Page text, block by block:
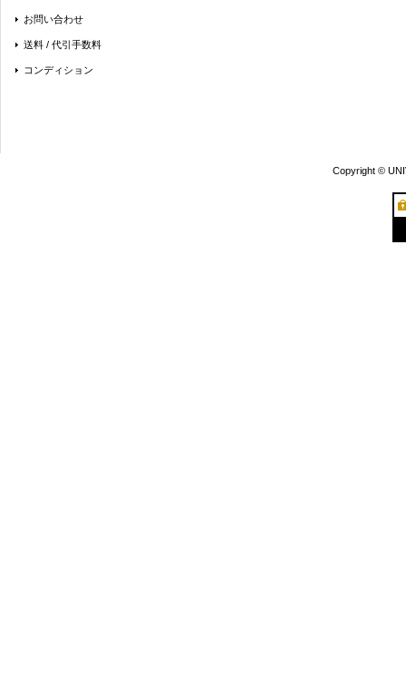
お問い合わせ
送料 / 代引手数料
コンディション
Copyright ©